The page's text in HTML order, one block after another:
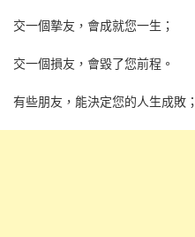
交一個摯友，會成就您一生；
交一個損友，會毀了您前程。
有些朋友，能決定您的人生成敗；